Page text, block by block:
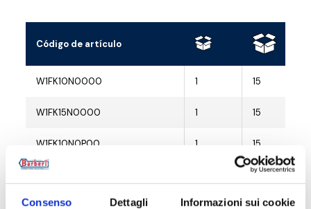
Consenso Dettagli Informazioni sui cookie
Código de artículo
W1FK10N0000 1 15
W1FK15N0000 1 15
W1FK10N0P00 1 15
15